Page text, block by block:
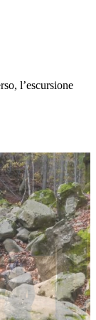
l’escursione